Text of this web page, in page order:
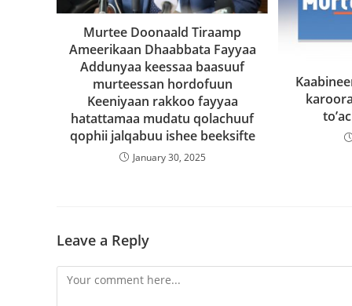
Murtee Doonaald Tiraamp
Ameerikaan Dhaabbata Fayyaa
Addunyaa keessaa baasuuf
murteessan hordofuun
Keeniyaan rakkoo fayyaa
hatattamaa mudatu qolachuuf
qophii jalqabuu ishee beeksifte
January 30, 2025
Leave a Reply